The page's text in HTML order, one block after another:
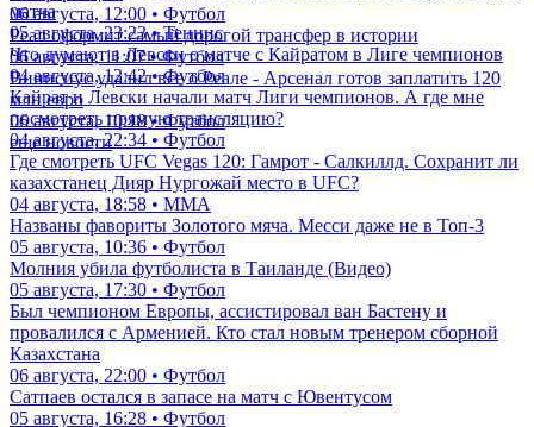
06 августа, 12:00 • Футбол
Реал оформит самый дорогой трансфер в истории
06 августа, 11:07 • Футбол
Винисиус удалил все о Реале - Арсенал готов заплатить 120
млн евро
06 августа, 10:18 • Футбол
еще новости
матча
05 августа, 23:23 • Теннис
Что думают в Левски о матче с Кайратом в Лиге чемпионов
04 августа, 12:42 • Футбол
Кайрат и Левски начали матч Лиги чемпионов. А где мне
посмотреть прямую трансляцию?
04 августа, 22:34 • Футбол
Где смотреть UFC Vegas 120: Гамрот - Салкиллд. Сохранит ли
казахстанец Дияр Нургожай место в UFC?
04 августа, 18:58 • ММА
Названы фавориты Золотого мяча. Месси даже не в Топ-3
05 августа, 10:36 • Футбол
Молния убила футболиста в Таиланде (Видео)
05 августа, 17:30 • Футбол
Был чемпионом Европы, ассистировал ван Бастену и
провалился с Арменией. Кто стал новым тренером сборной
Казахстана
06 августа, 22:00 • Футбол
Сатпаев остался в запасе на матч с Ювентусом
05 августа, 16:28 • Футбол